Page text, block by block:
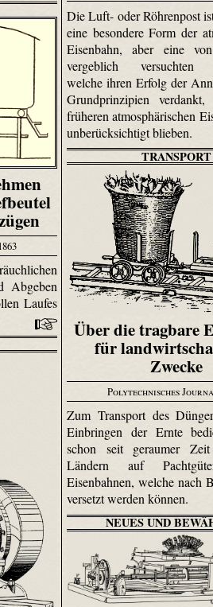
Die Luft- oder Röhrenpost
eine besondere Form der
Eisenbahn, aber eine
vergeblich versuchten
welche ihren Erfolg der
Grundprinzipien
früheren atmosphärischen
unberücksichtigt blieben.
Abgeben
Laufes
TRANSPORT
Über die tragbare
für
Zwecke
Polytechnisches
Zum Transport des
Einbringen der Ernte
schon seit geraumer
Ländern auf
Eisenbahnen, welche nach
versetzt werden können.
NEUES UND